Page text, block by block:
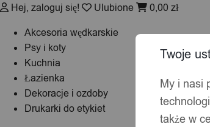
Hej, zaloguj się! Ulubione 0,00 zł
Akcesoria wędkarskie
Psy i koty
Kuchnia
Łazienka
Dekoracje i ozdoby
Drukarki do etykiet
Twoje
My i nasi
także w